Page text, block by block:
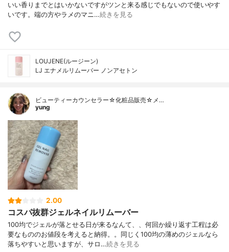
いい香りまでとはいかないですがツンと来る感じでもないので使いやす
いです。端の方やラメのマニ…続きを見る
LOUJENE(ルージーン)
LJ エナメルリムーバー ノンアセトン
ビューティーカウンセラー☆化粧品販売☆メ…
yung
2.00
コスパ抜群ジェルネイルリムーバー
100均でジェルが落とせる日が来るなんて、、何回か繰り返す工程は必
要なもののお値段を考えると納得。。同じく100均の薄めのジェルなら
落ちやすいと思いますが、サロ…続きを見る